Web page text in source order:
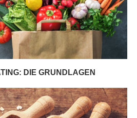
DIE GRUNDLAGEN